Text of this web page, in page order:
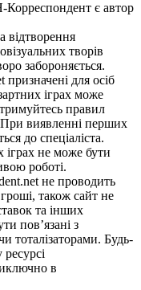
Корреспондент є автор
відтворення
творів
забороняється.
для осіб
іграх може
правил
При виявленні перших
до спеціаліста.
іграх не може бути
роботі.
не проводить
гроші, також сайт не
та інших
пов’язані з
тоталізаторами. Будь-
в